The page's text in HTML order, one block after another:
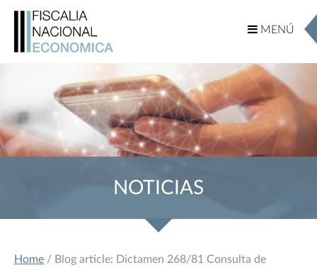
MENÚ
MENÚ
NOTICIAS
Home / Blog article: Dictamen 268/81 Consulta de